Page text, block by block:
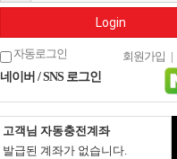
Login
자동로그인 회원가입 |
네이버 / SNS 로그인
고객님 자동충전계좌
발급된 계좌가 없습니다.